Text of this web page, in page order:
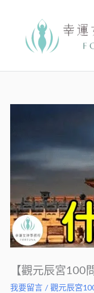
【觀元辰宮100
我要留言 / 觀元辰宮